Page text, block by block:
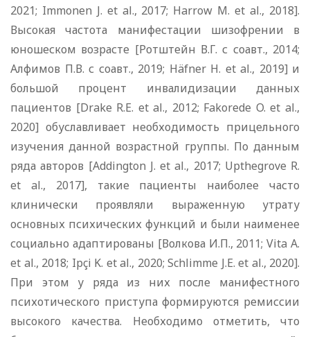
2021; Immonen J. et al., 2017; Harrow M. et al., 2018].
Высокая частота манифестации шизофрении в
юношеском возрасте [Ротштейн В.Г. с соавт., 2014;
Алфимов П.В. с соавт., 2019; Häfner H. et al., 2019] и
большой процент инвалидизации данных
пациентов [Drake R.E. et al., 2012; Fakorede O. et al.,
2020] обуславливает необходимость прицельного
изучения данной возрастной группы. По данным
ряда авторов [Addington J. et al., 2017; Upthegrove R.
et al., 2017], такие пациенты наиболее часто
клинически проявляли выраженную утрату
основных психических функций и были наименее
социально адаптированы [Волкова И.П., 2011; Vita A.
et al., 2018; Ipçi K. et al., 2020; Schlimme J.E. et al., 2020].
При этом у ряда из них после манифестного
психотического приступа формируются ремиссии
высокого качества. Необходимо отметить, что